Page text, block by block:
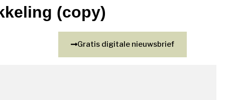
(copy)
Gratis digitale nieuwsbrief